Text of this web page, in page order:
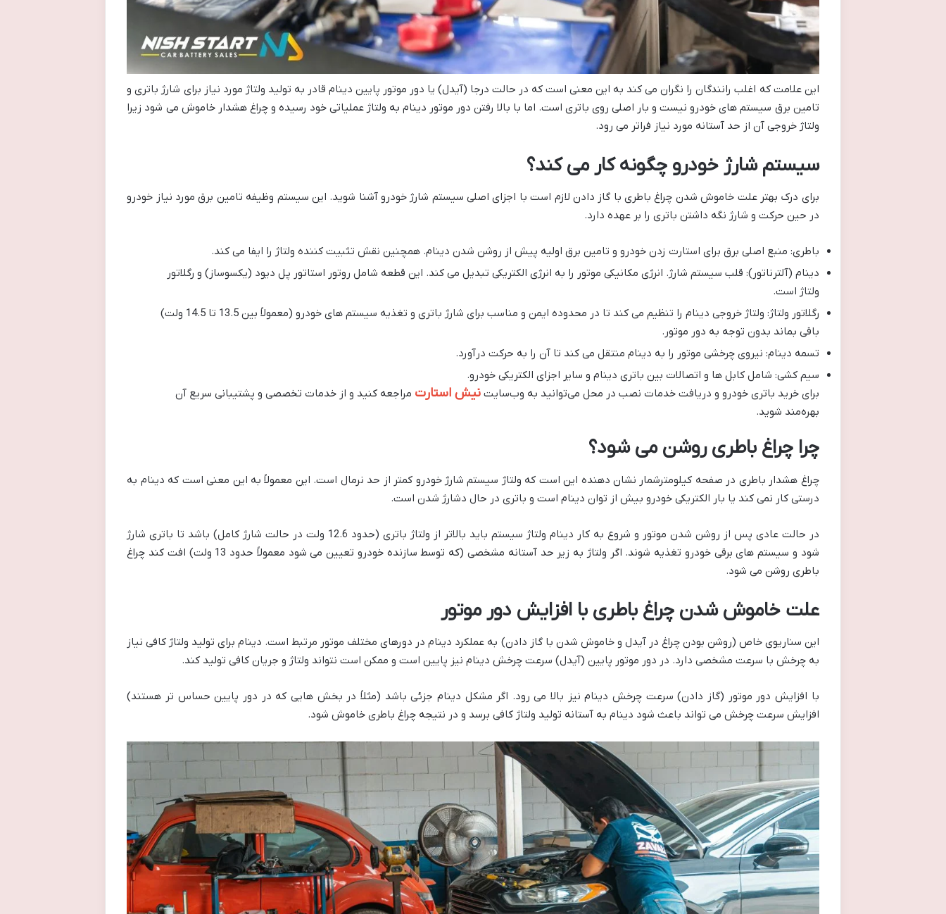
این علامت که اغلب رانندگان را نگران می کند به این معنی است که در حالت درجا (آیدل) یا دور موتور پایین دینام قادر به تولید ولتاژ مورد نیاز برای شارژ باتری و
تامین برق سیستم های خودرو نیست و بار اصلی روی باتری است. اما با بالا رفتن دور موتور دینام به ولتاژ عملیاتی خود رسیده و چراغ هشدار خاموش می شود زیرا
ولتاژ خروجی آن از حد آستانه مورد نیاز فراتر می رود.
سیستم شارژ خودرو چگونه کار می کند؟
برای درک بهتر علت خاموش شدن چراغ باطری با گاز دادن لازم است با اجزای اصلی سیستم شارژ خودرو آشنا شوید. این سیستم وظیفه تامین برق مورد نیاز خودرو
در حین حرکت و شارژ نگه داشتن باتری را بر عهده دارد.
باطری: منبع اصلی برق برای استارت زدن خودرو و تامین برق اولیه پیش از روشن شدن دینام. همچنین نقش تثبیت کننده ولتاژ را ایفا می کند.
دینام (آلترناتور): قلب سیستم شارژ. انرژی مکانیکی موتور را به انرژی الکتریکی تبدیل می کند. این قطعه شامل روتور استاتور پل دیود (یکسوساز) و رگلاتور
ولتاژ است.
رگلاتور ولتاژ: ولتاژ خروجی دینام را تنظیم می کند تا در محدوده ایمن و مناسب برای شارژ باتری و تغذیه سیستم های خودرو (معمولاً بین 13.5 تا 14.5 ولت)
باقی بماند بدون توجه به دور موتور.
تسمه دینام: نیروی چرخشی موتور را به دینام منتقل می کند تا آن را به حرکت درآورد.
سیم کشی: شامل کابل ها و اتصالات بین باتری دینام و سایر اجزای الکتریکی خودرو.
برای خرید باتری خودرو و دریافت خدمات نصب در محل می‌توانید به وب‌سایتنیش استارت مراجعه کنید و از خدمات تخصصی و پشتیبانی سریع آن
بهره‌مند شوید.
چرا چراغ باطری روشن می شود؟
چراغ هشدار باطری در صفحه کیلومترشمار نشان دهنده این است که ولتاژ سیستم شارژ خودرو کمتر از حد نرمال است. این معمولاً به این معنی است که دینام به
درستی کار نمی کند یا بار الکتریکی خودرو بیش از توان دینام است و باتری در حال دشارژ شدن است.
در حالت عادی پس از روشن شدن موتور و شروع به کار دینام ولتاژ سیستم باید بالاتر از ولتاژ باتری (حدود 12.6 ولت در حالت شارژ کامل) باشد تا باتری شارژ
شود و سیستم های برقی خودرو تغذیه شوند. اگر ولتاژ به زیر حد آستانه مشخصی (که توسط سازنده خودرو تعیین می شود معمولاً حدود 13 ولت) افت کند چراغ
باطری روشن می شود.
علت خاموش شدن چراغ باطری با افزایش دور موتور
این سناریوی خاص (روشن بودن چراغ در آیدل و خاموش شدن با گاز دادن) به عملکرد دینام در دورهای مختلف موتور مرتبط است. دینام برای تولید ولتاژ کافی نیاز
به چرخش با سرعت مشخصی دارد. در دور موتور پایین (آیدل) سرعت چرخش دینام نیز پایین است و ممکن است نتواند ولتاژ و جریان کافی تولید کند.
با افزایش دور موتور (گاز دادن) سرعت چرخش دینام نیز بالا می رود. اگر مشکل دینام جزئی باشد (مثلاً در بخش هایی که در دور پایین حساس تر هستند)
افزایش سرعت چرخش می تواند باعث شود دینام به آستانه تولید ولتاژ کافی برسد و در نتیجه چراغ باطری خاموش شود.